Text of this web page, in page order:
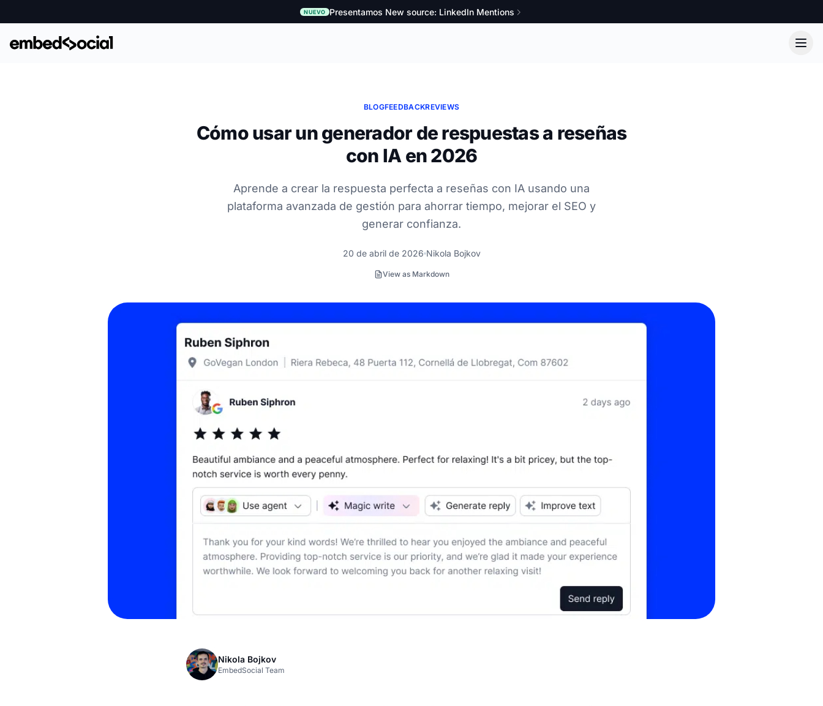
NUEVO Presentamos New source: LinkedIn Mentions
BLOGFEEDBACKREVIEWS
Cómo usar un generador de respuestas a reseñas
con IA en 2026
Aprende a crear la respuesta perfecta a reseñas con IA usando una
plataforma avanzada de gestión para ahorrar tiempo, mejorar el SEO y
generar confianza.
20 de abril de 2026 Nikola Bojkov
View as Markdown
Nikola Bojkov
EmbedSocial Team